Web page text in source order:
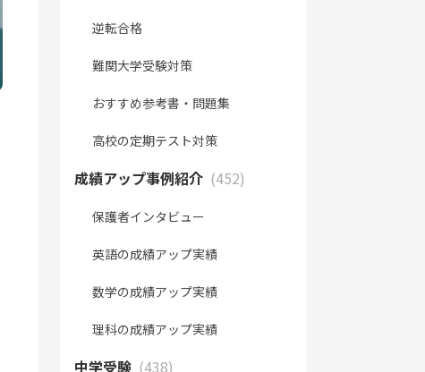
逆転合格
難関大学受験対策
おすすめ参考書・問題集
高校の定期テスト対策
成績アップ事例紹介 (452)
保護者インタビュー
英語の成績アップ実績
数学の成績アップ実績
理科の成績アップ実績
中学受験 (438)